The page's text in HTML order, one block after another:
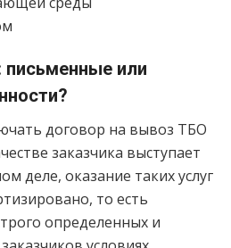
письменные или
договор на вывоз ТБО
заказчика выступает
деле, оказание таких услуг
то есть
определенных и